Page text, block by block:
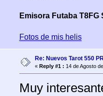
Emisora Futaba T8FG
Fotos de mis helis
Re: Nuevos Tarot 550
« Reply #1 : 14 de Agosto
Muy